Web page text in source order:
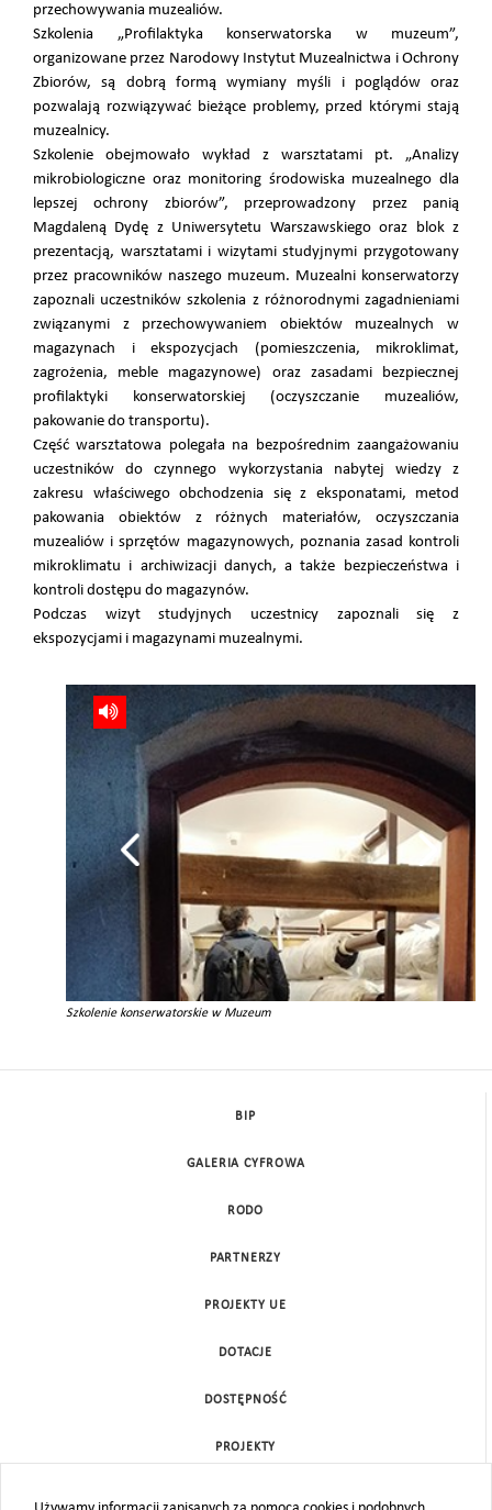
przechowywania muzealiów.
Szkolenia „Profilaktyka konserwatorska w muzeum”,
organizowane przez Narodowy Instytut Muzealnictwa i Ochrony
Zbiorów, są dobrą formą wymiany myśli i poglądów oraz
pozwalają rozwiązywać bieżące problemy, przed którymi stają
muzealnicy.
Szkolenie obejmowało wykład z warsztatami pt. „Analizy
mikrobiologiczne oraz monitoring środowiska muzealnego dla
lepszej ochrony zbiorów”, przeprowadzony przez panią
Magdaleną Dydę z Uniwersytetu Warszawskiego oraz blok z
prezentacją, warsztatami i wizytami studyjnymi przygotowany
przez pracowników naszego muzeum. Muzealni konserwatorzy
zapoznali uczestników szkolenia z różnorodnymi zagadnieniami
związanymi z przechowywaniem obiektów muzealnych w
magazynach i ekspozycjach (pomieszczenia, mikroklimat,
zagrożenia, meble magazynowe) oraz zasadami bezpiecznej
profilaktyki konserwatorskiej (oczyszczanie muzealiów,
pakowanie do transportu).
Część warsztatowa polegała na bezpośrednim zaangażowaniu
uczestników do czynnego wykorzystania nabytej wiedzy z
zakresu właściwego obchodzenia się z eksponatami, metod
pakowania obiektów z różnych materiałów, oczyszczania
muzealiów i sprzętów magazynowych, poznania zasad kontroli
mikroklimatu i archiwizacji danych, a także bezpieczeństwa i
kontroli dostępu do magazynów.
Podczas wizyt studyjnych uczestnicy zapoznali się z
ekspozycjami i magazynami muzealnymi.
Szkolenie konserwatorskie w Muzeum
BIP
GALERIA CYFROWA
RODO
PARTNERZY
PROJEKTY UE
DOTACJE
DOSTĘPNOŚĆ
PROJEKTY